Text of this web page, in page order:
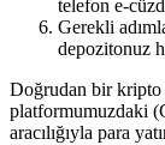
telefon e-
Gerekli
depozitonuz
Doğrudan bir kripto
platformumuzdaki
aracılığıyla para